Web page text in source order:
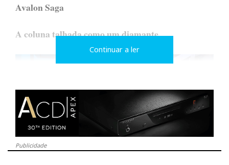
Avalon Saga
A coluna talhada como um diamante
Continuar a ler
Publicidade